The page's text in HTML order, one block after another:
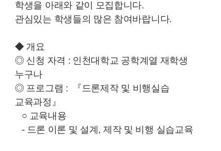
학생을 아래와 같이 모집합니다.
관심있는 학생들의 많은 참여바랍니다.
◆ 개요
◎ 신청 자격 : 인천대학교 공학계열 재학생
누구나
◎ 프로그램 : 『드론제작 및 비행실습
교육과정』
○ 교육내용
- 드론 이론 및 설계, 제작 및 비행 실습교육